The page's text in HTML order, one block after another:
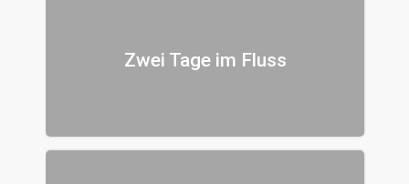
Zwei Tage im Fluss